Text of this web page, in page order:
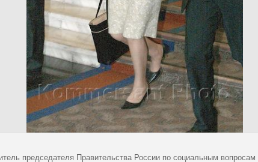
председателя Правительства России по социальным